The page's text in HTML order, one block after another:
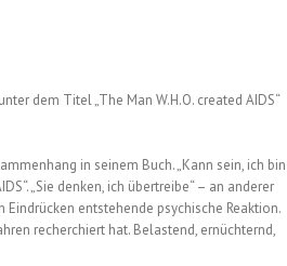
dem Titel „The Man W.H.O. created AIDS“
in seinem Buch. „Kann sein, ich bin
„Sie denken, ich übertreibe“ – an anderer
Eindrücken entstehende psychische Reaktion.
recherchiert hat. Belastend, ernüchternd,